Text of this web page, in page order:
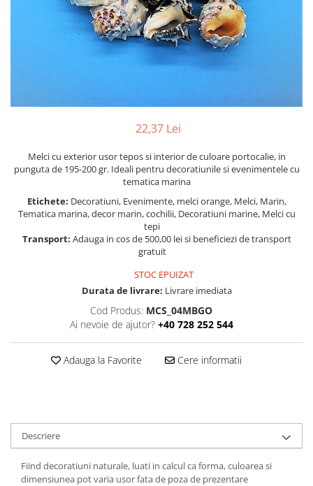
Barci, vapoare, ambarcatiuni
22,37 Lei
Melci cu exterior usor tepos si interior de culoare portocalie, in
punguta de 195-200 gr. Ideali pentru decoratiunile si evenimentele cu
tematica marina
Etichete: Decoratiuni, Evenimente, melci orange, Melci, Marin,
Tematica marina, decor marin, cochilii, Decoratiuni marine, Melci cu
tepi
Transport: Adauga in cos de 500,00 lei si beneficiezi de transport
gratuit
STOC EPUIZAT
Durata de livrare: Livrare imediata
Cod Produs: MCS_04MBGO
Ai nevoie de ajutor? +40 728 252 544
Adauga la Favorite Cere informatii
Descriere
Fiind decoratiuni naturale, luati in calcul ca forma, culoarea si
dimensiunea pot varia usor fata de poza de prezentare